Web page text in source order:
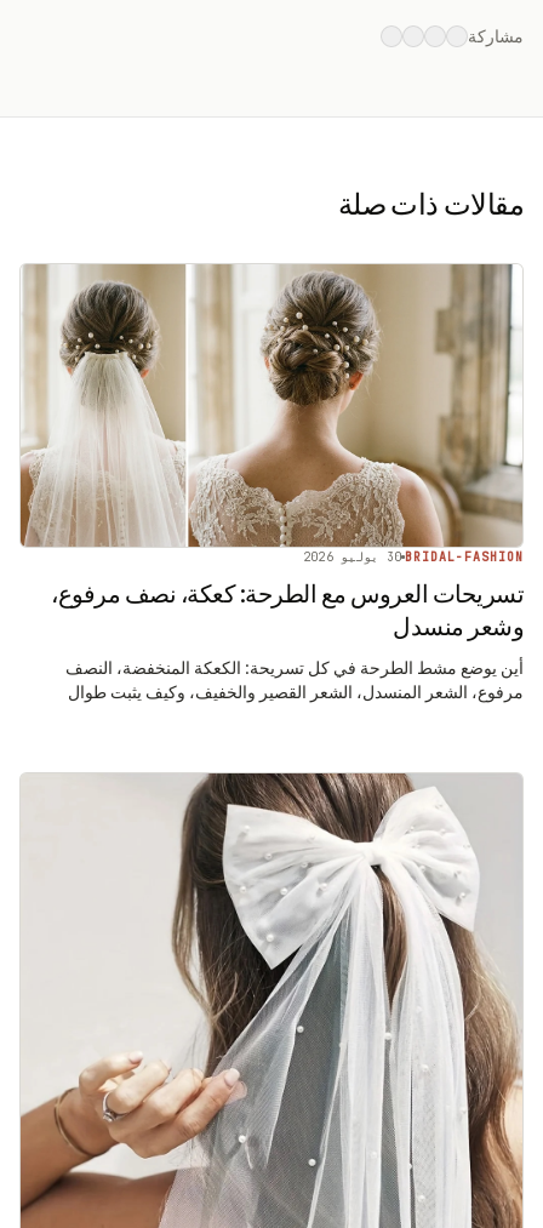
مشاركة
مقالات ذات صلة
BRIDAL-FASHION 30 يوليو 2026
تسريحات العروس مع الطرحة: كعكة، نصف مرفوع،
وشعر منسدل
أين يوضع مشط الطرحة في كل تسريحة: الكعكة المنخفضة، النصف
مرفوع، الشعر المنسدل، الشعر القصير والخفيف، وكيف يثبت طوال